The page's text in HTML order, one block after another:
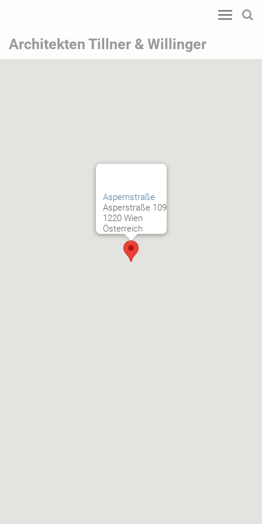
Toggle
Architekten Tillner & Willinger
Aspernstraße
Asperstraße 109
1220 Wien
Österreich